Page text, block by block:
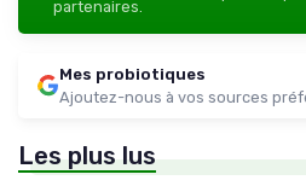
partenaires.
Mes probiotiques
Ajoutez-nous à vos sources
Les plus lus